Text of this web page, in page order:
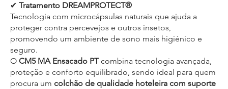
✔ Tratamento DREAMPROTECT®
Tecnologia com microcápsulas naturais que ajuda a
proteger contra percevejos e outros insetos,
promovendo um ambiente de sono mais higiénico e
seguro.
O CM5 MA Ensacado PTcombina tecnologia avançada,
proteção e conforto equilibrado, sendo ideal para quem
procura um colchão de qualidade hoteleira com suporte